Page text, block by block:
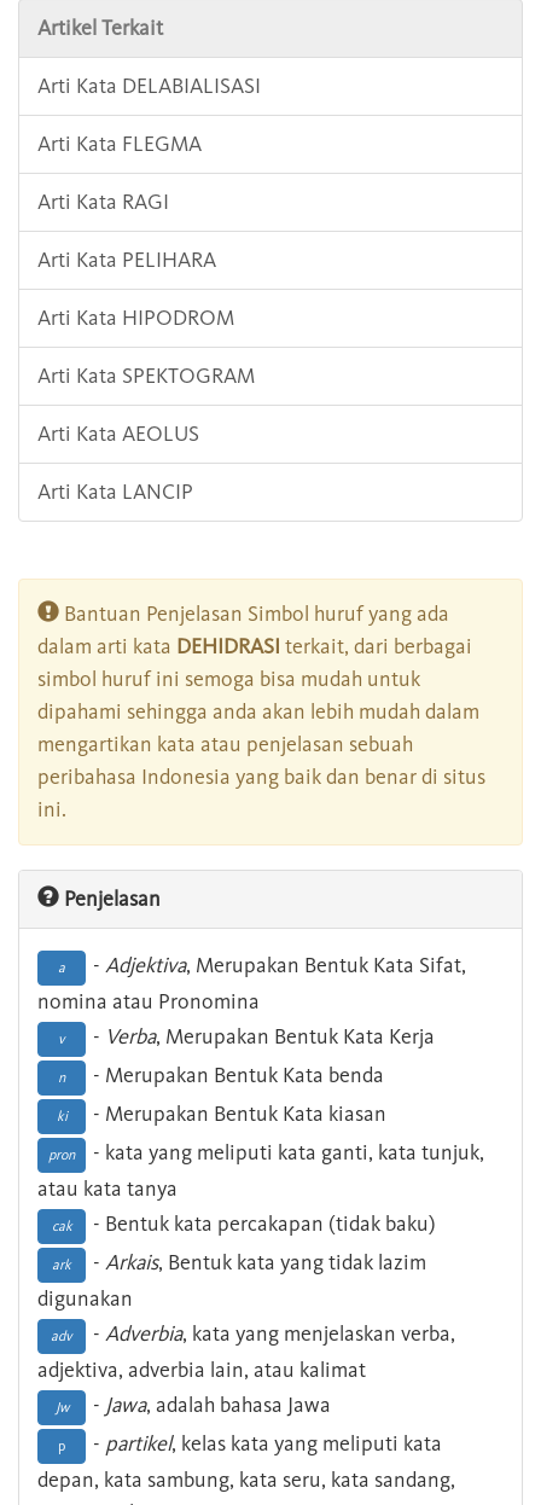
Artikel Terkait
Arti Kata DELABIALISASI
Arti Kata FLEGMA
Arti Kata RAGI
Arti Kata PELIHARA
Arti Kata HIPODROM
Arti Kata SPEKTOGRAM
Arti Kata AEOLUS
Arti Kata LANCIP
Bantuan Penjelasan Simbol huruf yang ada
dalam arti kata DEHIDRASI terkait, dari berbagai
simbol huruf ini semoga bisa mudah untuk
dipahami sehingga anda akan lebih mudah dalam
mengartikan kata atau penjelasan sebuah
peribahasa Indonesia yang baik dan benar di situs
ini.
Penjelasan
a - Adjektiva, Merupakan Bentuk Kata Sifat,
nomina atau Pronomina
v - Verba, Merupakan Bentuk Kata Kerja
n - Merupakan Bentuk Kata benda
ki - Merupakan Bentuk Kata kiasan
pron
- kata yang meliputi kata ganti, kata tunjuk,
atau kata tanya
cak - Bentuk kata percakapan (tidak baku)
ark - Arkais, Bentuk kata yang tidak lazim
digunakan
adv - Adverbia, kata yang menjelaskan verba,
adjektiva, adverbia lain, atau kalimat
Jw - Jawa, adalah bahasa Jawa
p - partikel, kelas kata yang meliputi kata
depan, kata sambung, kata seru, kata sandang,